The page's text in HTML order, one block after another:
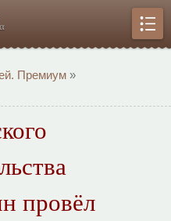
α
Премиум »
провёл